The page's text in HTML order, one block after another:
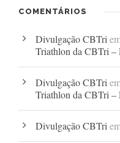
COMENTÁRIOS
Divulgação CBTri
Triathlon da CBTri –
Divulgação CBTri
Triathlon da CBTri –
Divulgação CBTri